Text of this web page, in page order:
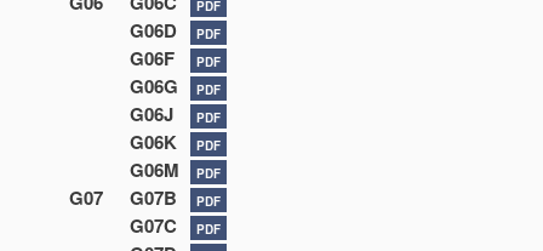
PDF
G06D PDF
G06F PDF
G06G PDF
G06J PDF
G06K PDF
G06M PDF
G07 G07B PDF
G07C PDF